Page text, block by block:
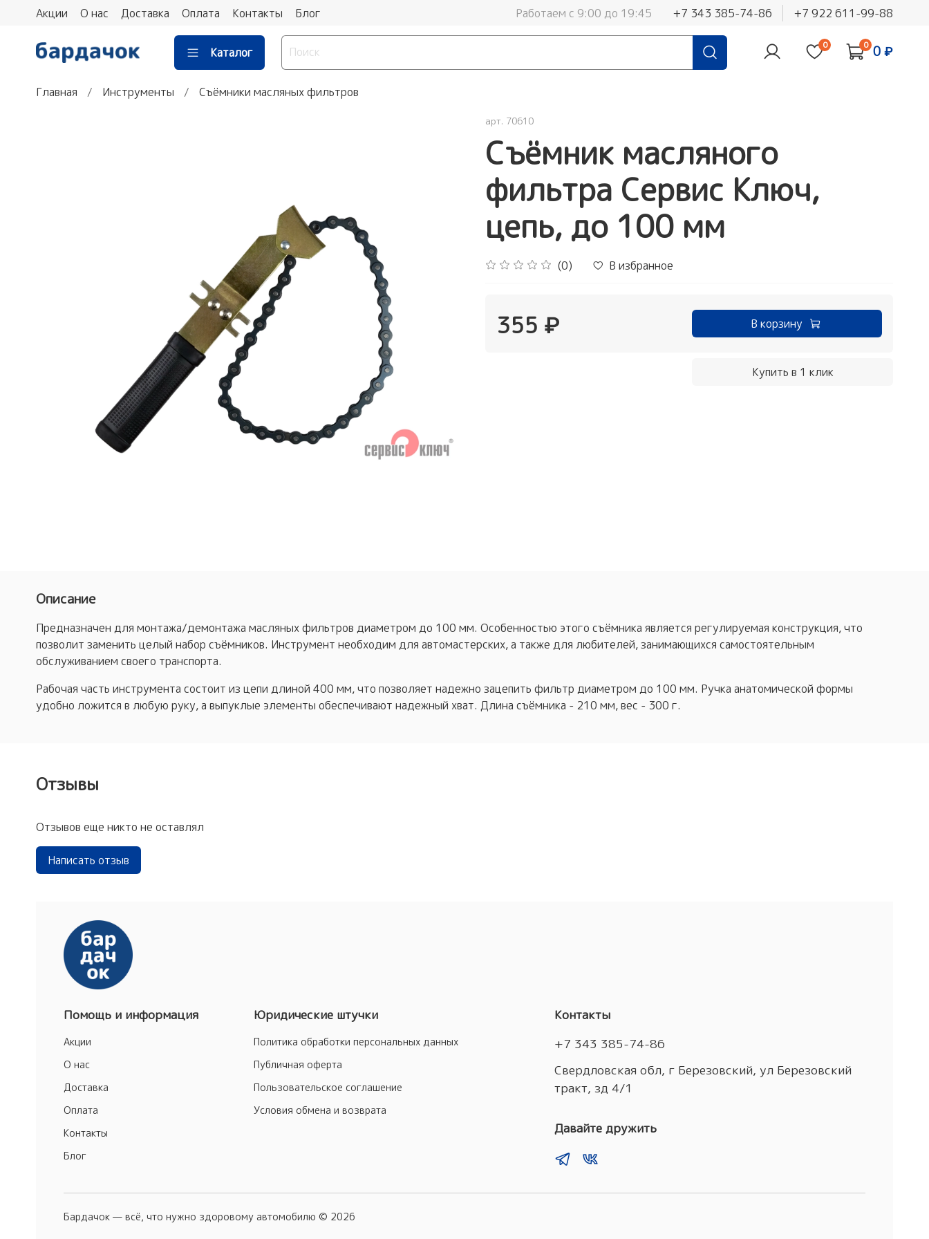
Акции О нас Доставка Оплата Контакты Блог Работаем с 9:00 до 19:45 +7 343 385-74-86 +7 922 611-99-88
Каталог
0 0 0 ₽
Главная Инструменты Съёмники масляных фильтров
арт. 70610
Съёмник масляного
фильтра Сервис Ключ,
цепь, до 100 мм
(0) В избранное
355 ₽ В корзину
Купить в 1 клик
Описание
Предназначен для монтажа/демонтажа масляных фильтров диаметром до 100 мм. Особенностью этого съёмника является регулируемая конструкция, что
позволит заменить целый набор съёмников. Инструмент необходим для автомастерских, а также для любителей, занимающихся самостоятельным
обслуживанием своего транспорта.
Рабочая часть инструмента состоит из цепи длиной 400 мм, что позволяет надежно зацепить фильтр диаметром до 100 мм. Ручка анатомической формы
удобно ложится в любую руку, а выпуклые элементы обеспечивают надежный хват. Длина съёмника - 210 мм, вес - 300 г.
Отзывы
Отзывов еще никто не оставлял
Написать отзыв
Помощь и информация
Акции
О нас
Доставка
Оплата
Контакты
Блог
Юридические штучки
Политика обработки персональных данных
Публичная оферта
Пользовательское соглашение
Условия обмена и возврата
Контакты
+7 343 385-74-86
Свердловская обл, г Березовский, ул Березовский
тракт, зд 4/1
Давайте дружить
Бардачок — всё, что нужно здоровому автомобилю © 2026